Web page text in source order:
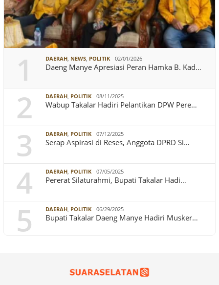
1 DAERAH, NEWS, POLITIK 02/01/2026
Daeng Manye Apresiasi Peran Hamka B. Kad…
2 DAERAH, POLITIK 08/11/2025
Wabup Takalar Hadiri Pelantikan DPW Pere…
3 DAERAH, POLITIK 07/12/2025
Serap Aspirasi di Reses, Anggota DPRD Si…
4 DAERAH, POLITIK 07/05/2025
Pererat Silaturahmi, Bupati Takalar Hadi…
5 DAERAH, POLITIK 06/29/2025
Bupati Takalar Daeng Manye Hadiri Musker…